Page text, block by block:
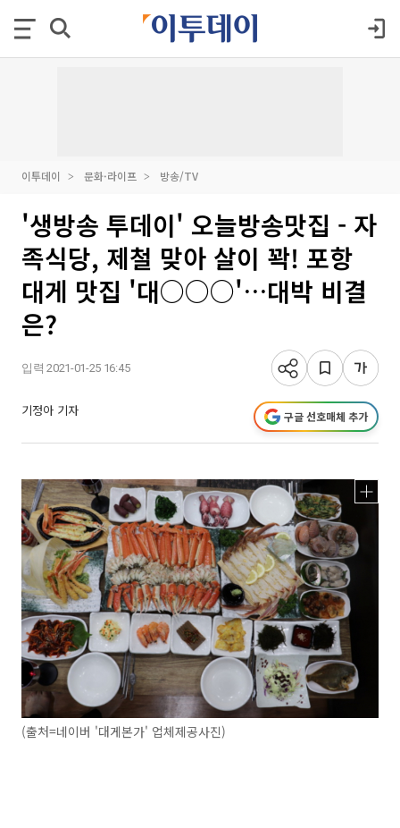
이투데이 문화·라이프 방송/TV
'생방송 투데이' 오늘방송맛집 - 자
족식당, 제철 맞아 살이 꽉! 포항
대게 맛집 '대○○○'…대박 비결
은?
입력 2021-01-25 16:45
기정아 기자 구글 선호매체 추가
(출처=네이버 '대게본가' 업체제공사진)